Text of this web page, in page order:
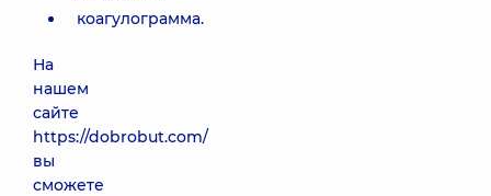
коагулограмма.
На
нашем
сайте
https://dobrobut.com/
вы
сможете